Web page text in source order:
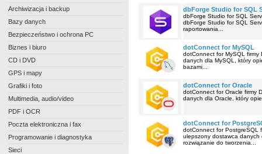
Archiwizacja i backup
Bazy danych
Bezpieczeństwo i ochrona PC
Biznes i biuro
CD i DVD
GPS i mapy
Grafiki i foto
Multimedia, audio/video
PDF i OCR
Poczta elektroniczna i fax
Programowanie i diagnostyka
Sieci
dbForge Studio for SQL
dbForge Studio for SQL
dbForge Studio for SQL
raportowania...
dotConnect for MySQL
dotConnect for MySQL firmy
danych dla MySQL, który
bazami...
dotConnect for Oracle
dotConnect for Oracle firmy
danych dla Oracle, który
dotConnect for
dotConnect for PostgreSQL
ulepszony dostawca danych
rozwiązanie do tworzenia...